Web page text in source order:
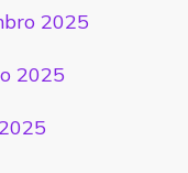
2025
2025